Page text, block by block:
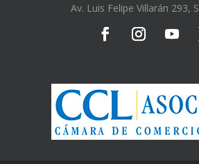
Av. Luis Felipe Villarán 293,